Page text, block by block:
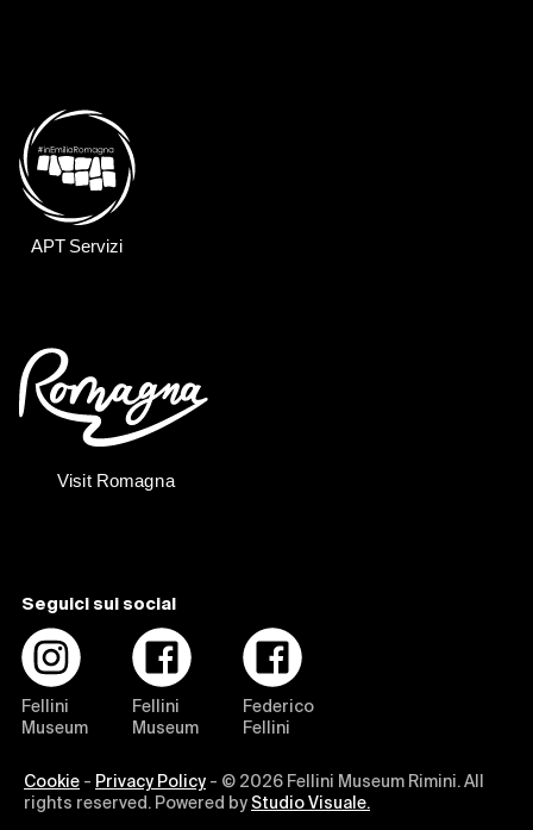
Seguici sui social
Fellini
Museum
Fellini
Museum
Federico
Fellini
Cookie - Privacy Policy - © 2026 Fellini Museum Rimini. All
rights reserved. Powered by Studio Visuale.